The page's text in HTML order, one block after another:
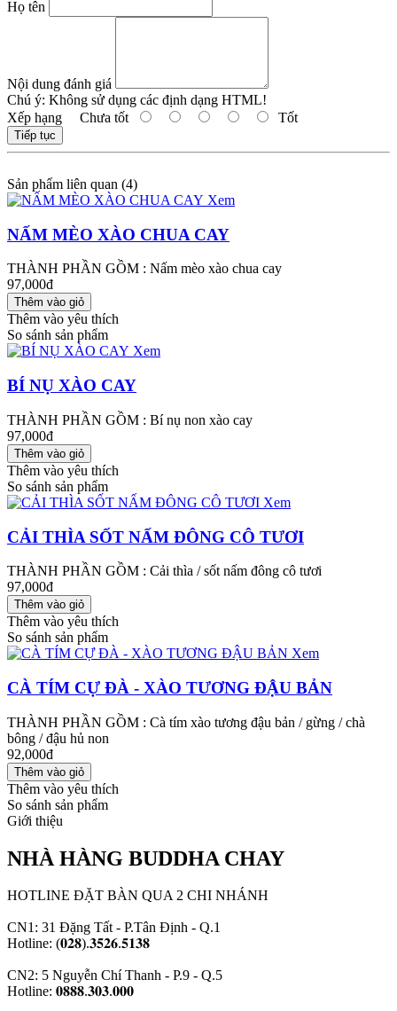
Họ tên
Nội dung đánh giá
Chú ý: Không sử dụng các định dạng HTML!
Xếp hạng Chưa tốt Tốt
Tiếp tục
Sản phẩm liên quan (4)
Xem
NẤM MÈO XÀO CHUA CAY
THÀNH PHẦN GỒM : Nấm mèo xào chua cay
97,000đ
Thêm vào yêu thích
So sánh sản phẩm
Xem
BÍ NỤ XÀO CAY
THÀNH PHẦN GỒM : Bí nụ non xào cay
97,000đ
Thêm vào yêu thích
So sánh sản phẩm
Xem
CẢI THÌA SỐT NẤM ĐÔNG CÔ TƯƠI
THÀNH PHẦN GỒM : Cải thìa / sốt nấm đông cô tươi
97,000đ
Thêm vào yêu thích
So sánh sản phẩm
Xem
CÀ TÍM CỰ ĐÀ - XÀO TƯƠNG ĐẬU BẢN
THÀNH PHẦN GỒM : Cà tím xào tương đậu bản / gừng / chà
bông / đậu hủ non
92,000đ
Thêm vào yêu thích
So sánh sản phẩm
Giới thiệu
NHÀ HÀNG BUDDHA CHAY
HOTLINE ĐẶT BÀN QUA 2 CHI NHÁNH
CN1: 31 Đặng Tất - P.Tân Định - Q.1
Hotline: (𝟎𝟐𝟖).𝟑𝟓𝟐𝟔.𝟓𝟏𝟑𝟖
CN2: 5 Nguyễn Chí Thanh - P.9 - Q.5
Hotline: 𝟎𝟖𝟖𝟖.𝟑𝟎𝟑.𝟎𝟎𝟎